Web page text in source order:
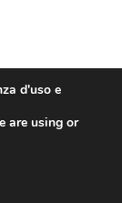
riservati.
d'uso e
are using or